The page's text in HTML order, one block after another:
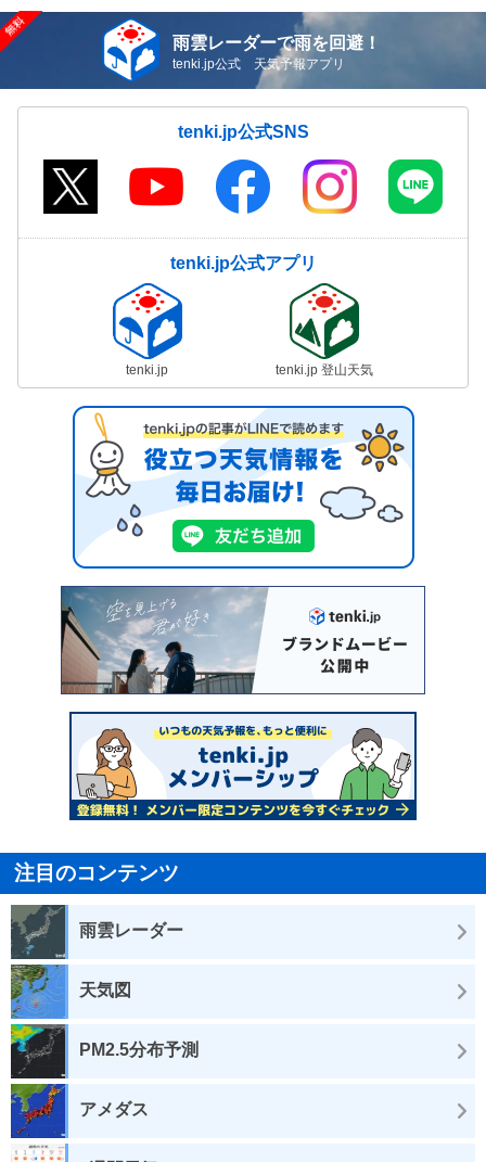
雨雲レーダーで雨を回避！
tenki.jp公式 天気予報アプリ
tenki.jp公式SNS
tenki.jp公式アプリ
tenki.jp tenki.jp 登山天気
注目のコンテンツ
雨雲レーダー
天気図
PM2.5分布予測
アメダス